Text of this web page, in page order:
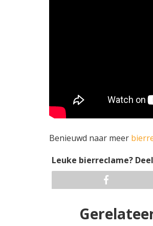
Benieuwd naar meer
Leuke bierreclame?